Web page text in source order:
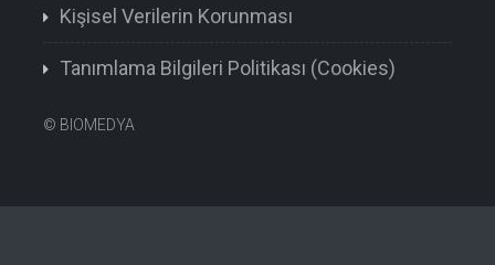
Kişisel Verilerin Korunması
Tanımlama Bilgileri Politikası (Cookies)
© BIOMEDYA